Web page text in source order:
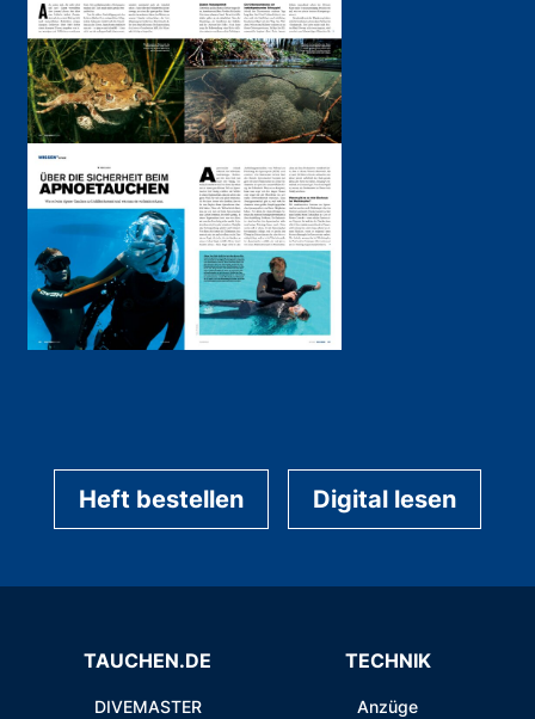
Heft bestellen Digital lesen
TAUCHEN.DE
DIVEMASTER
TECHNIK
Anzüge